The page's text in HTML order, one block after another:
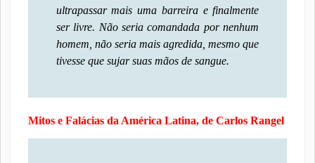
ultrapassar mais uma barreira e finalmente
ser livre. Não seria comandada por nenhum
homem, não seria mais agredida, mesmo que
tivesse que sujar suas mãos de sangue.
Mitos e Falácias da América Latina, de Carlos Rangel